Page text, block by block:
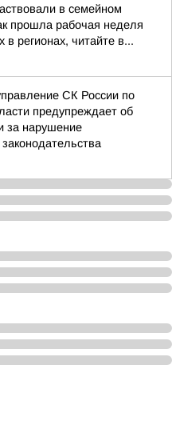
в семейном
прошла рабочая неделя
в регионах, читайте в...
СК России по
предупреждает об
за нарушение